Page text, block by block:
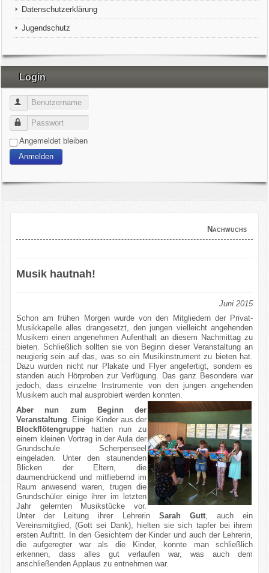
Datenschutzerklärung
Jugendschutz
Login
Benutzername
Passwort
Angemeldet bleiben
Anmelden
Nachwuchs
Musik hautnah!
Juni 2015
Schon am frühen Morgen wurde von den Mitgliedern der Privat-
Musikkapelle alles drangesetzt, den jungen vielleicht angehenden
Musikern einen angenehmen Aufenthalt an diesem Nachmittag zu
bieten. Schließlich sollten sie von Beginn dieser Veranstaltung an
neugierig sein auf das, was so ein Musikinstrument zu bieten hat.
Dazu wurden nicht nur Plakate und Flyer angefertigt, sondern es
standen auch Hörproben zur Verfügung. Das ganz Besondere war
jedoch, dass einzelne Instrumente von den jungen angehenden
Musikern auch mal ausprobiert werden konnten.
Aber nun zum Beginn der
Veranstaltung . Einige Kinder aus der
Blockflötengruppe
hatten nun zu
einem kleinen Vortrag in der Aula der
Grundschule Scherpenseel
eingeladen. Unter den staunenden
Blicken der Eltern, die
daumendrückend und mitfiebernd im
Raum anwesend waren, trugen die
Grundschüler einige ihrer im letzten
Jahr gelernten Musikstücke vor.
Unter der Leitung ihrer Lehrerin Sarah Gutt, auch ein
Vereinsmitglied, (Gott sei Dank), hielten sie sich tapfer bei ihrem
ersten Auftritt. In den Gesichtern der Kinder und auch der Lehrerin,
die aufgeregter war als die Kinder, konnte man schließlich
erkennen, dass alles gut verlaufen war, was auch dem
anschließenden Applaus zu entnehmen war.